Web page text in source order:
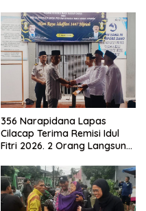
356 Narapidana Lapas
Cilacap Terima Remisi Idul
Fitri 2026. 2 Orang Langsung